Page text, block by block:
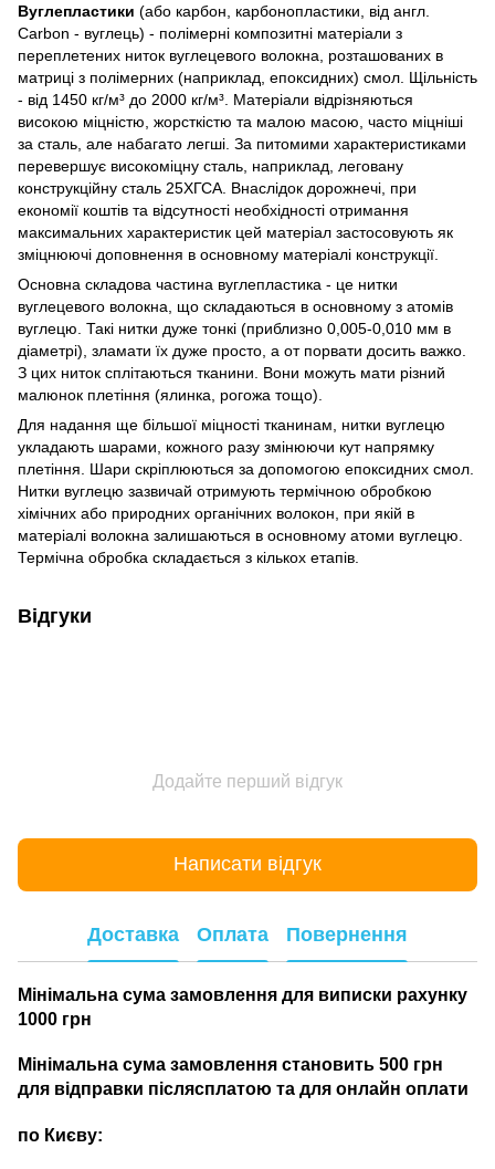
Вуглепластики (або карбон, карбонопластики, від англ.
Carbon - вуглець) - полімерні композитні матеріали з
переплетених ниток вуглецевого волокна, розташованих в
матриці з полімерних (наприклад, епоксидних) смол. Щільність
- від 1450 кг/м³ до 2000 кг/м³. Матеріали відрізняються
високою міцністю, жорсткістю та малою масою, часто міцніші
за сталь, але набагато легші. За питомими характеристиками
перевершує високоміцну сталь, наприклад, леговану
конструкційну сталь 25ХГСА. Внаслідок дорожнечі, при
економії коштів та відсутності необхідності отримання
максимальних характеристик цей матеріал застосовують як
зміцнюючі доповнення в основному матеріалі конструкції.
Основна складова частина вуглепластика - це нитки
вуглецевого волокна, що складаються в основному з атомів
вуглецю. Такі нитки дуже тонкі (приблизно 0,005-0,010 мм в
діаметрі), зламати їх дуже просто, а от порвати досить важко.
З цих ниток сплітаються тканини. Вони можуть мати різний
малюнок плетіння (ялинка, рогожа тощо).
Для надання ще більшої міцності тканинам, нитки вуглецю
укладають шарами, кожного разу змінюючи кут напрямку
плетіння. Шари скріплюються за допомогою епоксидних смол.
Нитки вуглецю зазвичай отримують термічною обробкою
хімічних або природних органічних волокон, при якій в
матеріалі волокна залишаються в основному атоми вуглецю.
Термічна обробка складається з кількох етапів.
Відгуки
Додайте перший відгук
Написати відгук
Доставка Оплата Повернення
Мінімальна сума замовлення для виписки рахунку
1000 грн
Мінімальна сума замовлення становить 500 грн
для відправки післясплатою та для онлайн оплати
по Києву: